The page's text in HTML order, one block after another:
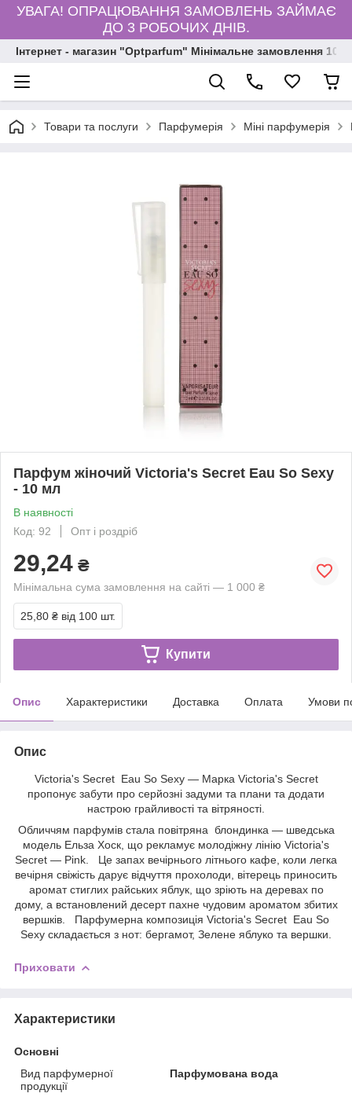
УВАГА! ОПРАЦЮВАННЯ ЗАМОВЛЕНЬ ЗАЙМАЄ
ДО 3 РОБОЧИХ ДНІВ.
Інтернет - магазин "Optparfum" Мінімальне замовлення
Товари та послуги Парфумерія Міні парфумерія
Парфум жіночий Victoria's Secret Eau So Sexy
- 10 мл
В наявності
Код: 92
Опт і роздріб
29,24 ₴
Мінімальна сума замовлення на сайті — 1 000 ₴
25,80 ₴ від 100 шт.
Купити
Опис Характеристики Доставка Оплата Умови
Опис
Victoria's Secret Eau So Sexy — Марка Victoria's Secret
пропонує забути про серйозні задуми та плани та додати
настрою грайливості та вітряності.
Обличчям парфумів стала повітряна блондинка — шведська
модель Ельза Хоск, що рекламує молодіжну лінію Victoria's
Secret — Pink. Це запах вечірнього літнього кафе, коли легка
вечірня свіжість дарує відчуття прохолоди, вітерець приносить
аромат стиглих райських яблук, що зріють на деревах по
дому, а встановлений десерт пахне чудовим ароматом збитих
вершків. Парфумерна композиція Victoria's Secret Eau So
Sexy складається з нот: бергамот, Зелене яблуко та вершки.
Приховати
Характеристики
Основні
Вид парфумерної
продукції
Парфумована вода